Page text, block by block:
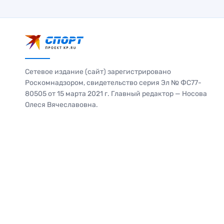
Сетевое издание (сайт) зарегистрировано
Роскомнадзором, свидетельство серия Эл № ФС77-
80505 от 15 марта 2021 г. Главный редактор — Носова
Олеся Вячеславовна.